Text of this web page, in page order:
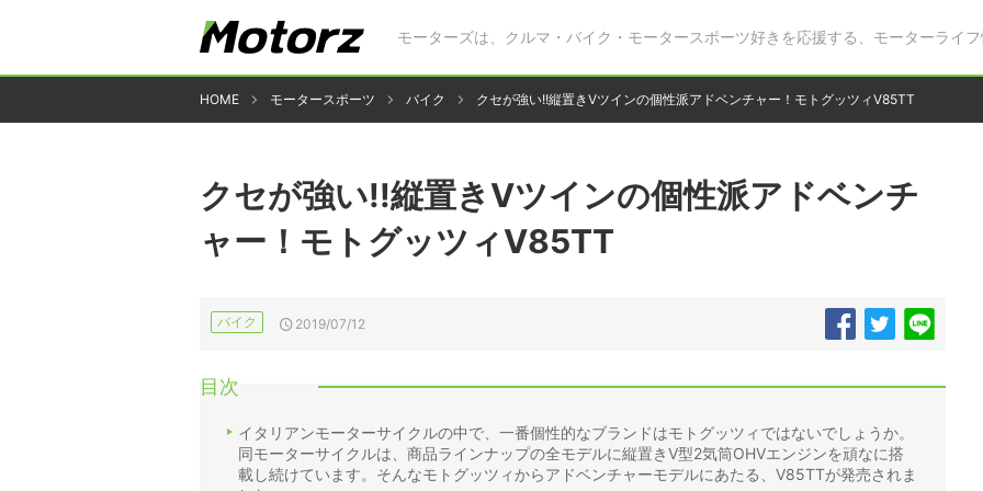
モーターズは、クルマ・バイク・モータースポーツ好きを応援する、モーターライフ
HOME モータースポーツ バイク クセが強い!!縦置きVツインの個性派アドベンチャー！モトグッツィV85TT
クセが強い!!縦置きVツインの個性派アドベンチ
ャー！モトグッツィV85TT
バイク 2019/07/12
目次
イタリアンモーターサイクルの中で、一番個性的なブランドはモトグッツィではないでしょうか。
同モーターサイクルは、商品ラインナップの全モデルに縦置きV型2気筒OHVエンジンを頑なに搭
載し続けています。そんなモトグッツィからアドベンチャーモデルにあたる、V85TTが発売されま